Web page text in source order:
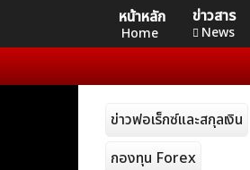
หน้าหลัก
Home
ข่าวสาร
News
VPS Register
คอร์ส
Basic
คอร์ส
Advance
ข่าวฟอเร็กซ์และสกุลเงิน
กองทุน Forex